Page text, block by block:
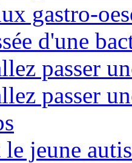
gastro-
d'une
passer
passer
le jeune